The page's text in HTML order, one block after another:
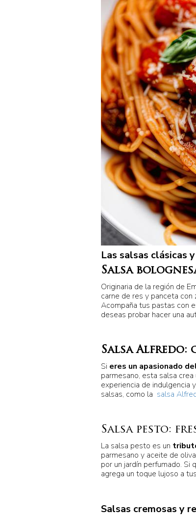
Las salsas clásicas
Salsa
Originaria de la región de
carne de res y panceta con
Acompaña tus pastas con
deseas probar hacer una
Salsa Alfredo:
Si eres un apasionado
parmesano, esta salsa crea
experiencia de indulgencia
salsas, como la salsa
Salsa pesto:
La salsa pesto es un
parmesano y aceite de
por un jardín perfumado. Si
agrega un toque lujoso a
Salsas cremosas y